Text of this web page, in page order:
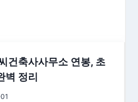
건축사사무소 연봉, 초
벽 정리